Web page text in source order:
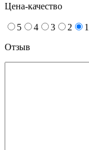
Цена-качество
5 4 3 2 1
Отзыв